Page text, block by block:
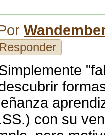
Responder
con su